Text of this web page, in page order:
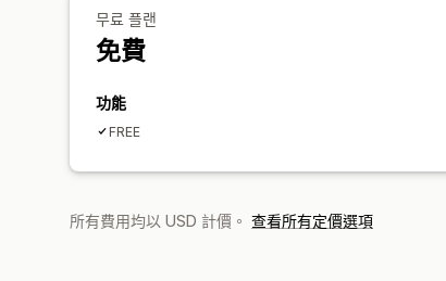
무료 플랜
免費
功能
FREE
所有費用均以 USD 計價。 查看所有定價選項